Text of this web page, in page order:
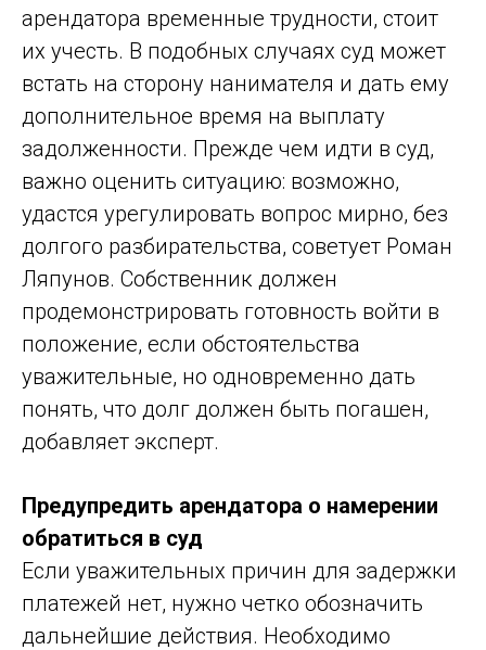
арендатора временные трудности, стоит
их учесть. В подобных случаях суд может
встать на сторону нанимателя и дать ему
дополнительное время на выплату
задолженности. Прежде чем идти в суд,
важно оценить ситуацию: возможно,
удастся урегулировать вопрос мирно, без
долгого разбирательства, советует Роман
Ляпунов. Собственник должен
продемонстрировать готовность войти в
положение, если обстоятельства
уважительные, но одновременно дать
понять, что долг должен быть погашен,
добавляет эксперт.
Предупредить арендатора о намерении
обратиться в суд
Если уважительных причин для задержки
платежей нет, нужно четко обозначить
дальнейшие действия. Необходимо